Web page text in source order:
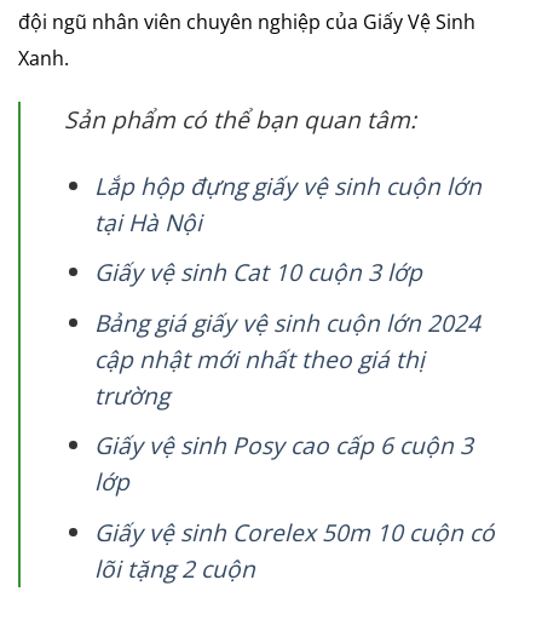
đội ngũ nhân viên chuyên nghiệp của Giấy Vệ Sinh
Xanh.
Sản phẩm có thể bạn quan tâm:
Lắp hộp đựng giấy vệ sinh cuộn lớn
tại Hà Nội
Giấy vệ sinh Cat 10 cuộn 3 lớp
Bảng giá giấy vệ sinh cuộn lớn 2024
cập nhật mới nhất theo giá thị
trường
Giấy vệ sinh Posy cao cấp 6 cuộn 3
lớp
Giấy vệ sinh Corelex 50m 10 cuộn có
lõi tặng 2 cuộn